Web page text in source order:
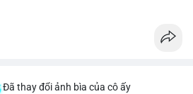
Đã thay đổi ảnh bìa của cô ấy